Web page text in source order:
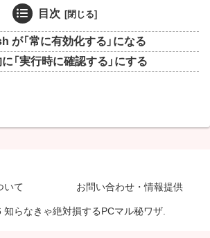
目次
が「常に有効化する」になる
に「実行時に確認する」にする
いて お問い合わせ・情報提供
らなきゃ絶対損するPCマル秘ワザ.